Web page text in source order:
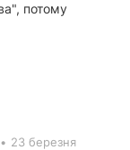
потому
• 23 березня